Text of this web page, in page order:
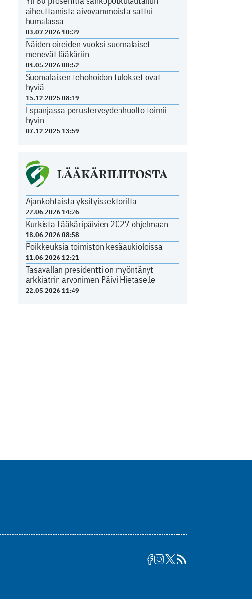
aiheuttamista aivovammoista sattui
humalassa
03.07.2026 10:39
Näiden oireiden vuoksi suomalaiset
menevät lääkäriin
04.05.2026 08:52
Suomalaisen tehohoidon tulokset ovat
hyviä
15.12.2025 08:19
Espanjassa perusterveydenhuolto toimii
hyvin
07.12.2025 13:59
LÄÄKÄRILIITOSTA
Ajankohtaista yksityissektorilta
22.06.2026 14:26
Kurkista Lääkäripäivien 2027 ohjelmaan
18.06.2026 08:58
Poikkeuksia toimiston kesäaukioloissa
11.06.2026 12:21
Tasavallan presidentti on myöntänyt
arkkiatrin arvonimen Päivi Hietaselle
22.05.2026 11:49